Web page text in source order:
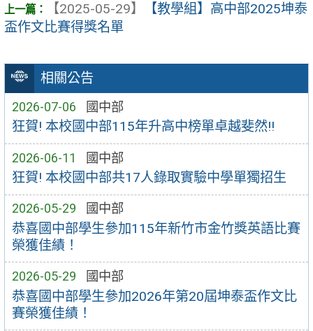
相關公告
2026-07-06 國中部
狂賀! 本校國中部115年升高中榜單卓越斐然!!
2026-06-11 國中部
狂賀! 本校國中部共17人錄取實驗中學單獨招生
2026-05-29 國中部
恭喜國中部學生參加115年新竹市金竹獎英語比賽
榮獲佳績！
2026-05-29 國中部
恭喜國中部學生參加2026年第20屆坤泰盃作文比
賽榮獲佳績！
【2025-05-29】
【教學組】高中部2025坤泰
盃作文比賽得獎名單